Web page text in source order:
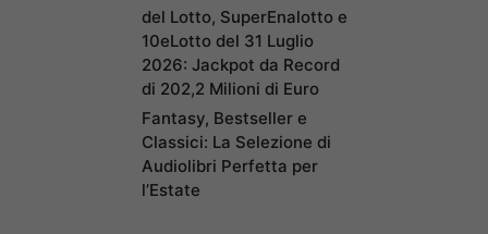
del Lotto, SuperEnalotto e
10eLotto del 31 Luglio
2026: Jackpot da Record
di 202,2 Milioni di Euro
Fantasy, Bestseller e
Classici: La Selezione di
Audiolibri Perfetta per
l’Estate